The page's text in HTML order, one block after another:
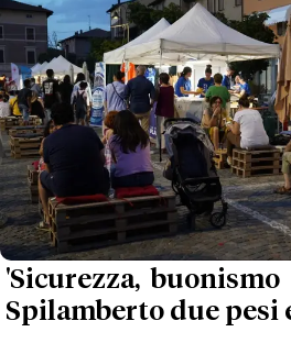
'Sicurezza,
Spilamberto due pesi